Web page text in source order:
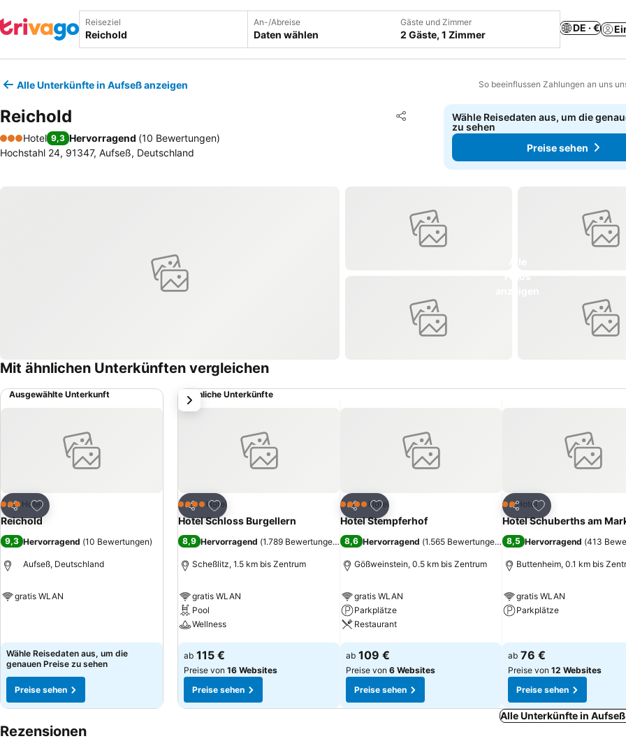
Reiseziel An-/Abreise
Daten wählen
Gäste und Zimmer
2 Gäste, 1 Zimmer
DE · €
Alle Unterkünfte in Aufseß anzeigen So beeinflussen Zahlungen an uns
Reichold Teilen
Zu Favoriten hinzufügen
3 Sterne
Hotel 9,3 Hervorragend (10 Bewertungen)
Hochstahl 24, 91347, Aufseß, Deutschland
Wähle Reisedaten aus, um die
zu sehen
Preise sehen
Mit ähnlichen Unterkünften vergleichen
Ausgewählte Unterkunft
Teilen
Zu Favoriten hinzufügen
3 SterneHotel
Reichold
9,3 Hervorragend (10 Bewertungen)
Aufseß, Deutschland
gratis WLAN
Wähle Reisedaten aus, um die
genauen Preise zu sehen
Preise sehen
Ähnliche Unterkünfte
Teilen
Zu Favoriten hinzufügen
4 SterneHotel
Hotel Schloss Burgellern
8,9 Hervorragend (1.789 Bewertungen)
Scheßlitz, 1.5 km bis Zentrum
gratis WLAN
Pool
Wellness
Preise sehen
ab 115 €
Preise von 16 Websites
Preise sehen
Teilen
Zu Favoriten hinzufügen
4 SterneHotel
Hotel Stempferhof
8,6 Hervorragend (1.565 Bewertungen)
Gößweinstein, 0.5 km bis Zentrum
gratis WLAN
Parkplätze
Restaurant
Preise sehen
ab 109 €
Preise von 6 Websites
Preise sehen
Teilen
Zu Favoriten
2 Sterne
Hotel
Hotel Schuberths am
8,5 Hervorragend (413
Buttenheim, 0.1 km bis
gratis WLAN
Parkplätze
ab 76 €
Preise von 12 Websites
Preise sehen
weiter
Alle Unterkünfte in
Rezensionen